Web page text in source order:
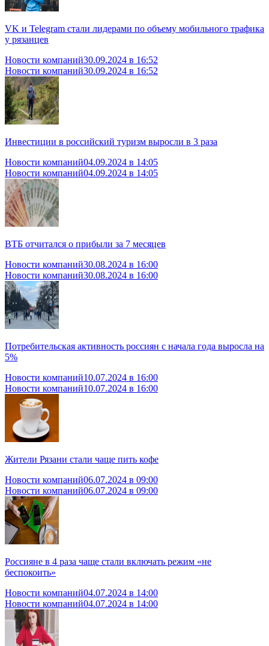
VK и Telegram стали лидерами по объему мобильного трафика
у рязанцев
Новости компаний30.09.2024 в 16:52
Новости компаний30.09.2024 в 16:52
Инвестиции в российский туризм выросли в 3 раза
Новости компаний04.09.2024 в 14:05
Новости компаний04.09.2024 в 14:05
ВТБ отчитался о прибыли за 7 месяцев
Новости компаний30.08.2024 в 16:00
Новости компаний30.08.2024 в 16:00
Потребительская активность россиян с начала года выросла на
5%
Новости компаний10.07.2024 в 16:00
Новости компаний10.07.2024 в 16:00
Жители Рязани стали чаще пить кофе
Новости компаний06.07.2024 в 09:00
Новости компаний06.07.2024 в 09:00
Россияне в 4 раза чаще стали включать режим «не
беспокоить»
Новости компаний04.07.2024 в 14:00
Новости компаний04.07.2024 в 14:00